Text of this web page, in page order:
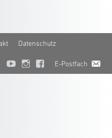
Datenschutz
E-Postfach